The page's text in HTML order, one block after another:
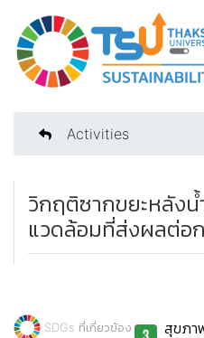
Activities
วิกฤติซากขยะหลัง
แวดล้อมที่ส่งผลต่อ
SDGs ที่เกี่ยวข้อง สุขภา